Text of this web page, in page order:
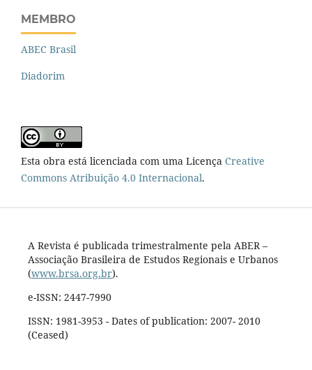
MEMBRO
ABEC Brasil
Diadorim
Esta obra está licenciada com uma Licença Creative
Commons Atribuição 4.0 Internacional.
A Revista é publicada trimestralmente pela ABER –
Associação Brasileira de Estudos Regionais e Urbanos
(www.brsa.org.br).
e-ISSN: 2447-7990
ISSN: 1981-3953 - Dates of publication: 2007- 2010
(Ceased)